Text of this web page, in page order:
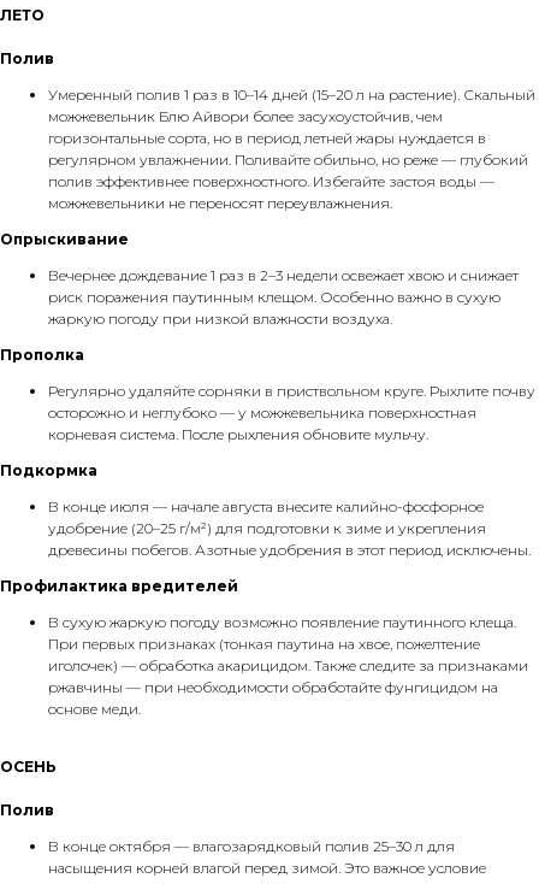
ЛЕТО
Полив
Умеренный полив 1 раз в 10–14 дней (15–20 л на растение). Скальный
можжевельник Блю Айвори более засухоустойчив, чем
горизонтальные сорта, но в период летней жары нуждается в
регулярном увлажнении. Поливайте обильно, но реже — глубокий
полив эффективнее поверхностного. Избегайте застоя воды —
можжевельники не переносят переувлажнения.
Опрыскивание
Вечернее дождевание 1 раз в 2–3 недели освежает хвою и снижает
риск поражения паутинным клещом. Особенно важно в сухую
жаркую погоду при низкой влажности воздуха.
Прополка
Регулярно удаляйте сорняки в приствольном круге. Рыхлите почву
осторожно и неглубоко — у можжевельника поверхностная
корневая система. После рыхления обновите мульчу.
Подкормка
В конце июля — начале августа внесите калийно-фосфорное
удобрение (20–25 г/м²) для подготовки к зиме и укрепления
древесины побегов. Азотные удобрения в этот период исключены.
Профилактика вредителей
В сухую жаркую погоду возможно появление паутинного клеща.
При первых признаках (тонкая паутина на хвое, пожелтение
иголочек) — обработка акарицидом. Также следите за признаками
ржавчины — при необходимости обработайте фунгицидом на
основе меди.
ОСЕНЬ
Полив
В конце октября — влагозарядковый полив 25–30 л для
насыщения корней влагой перед зимой. Это важное условие